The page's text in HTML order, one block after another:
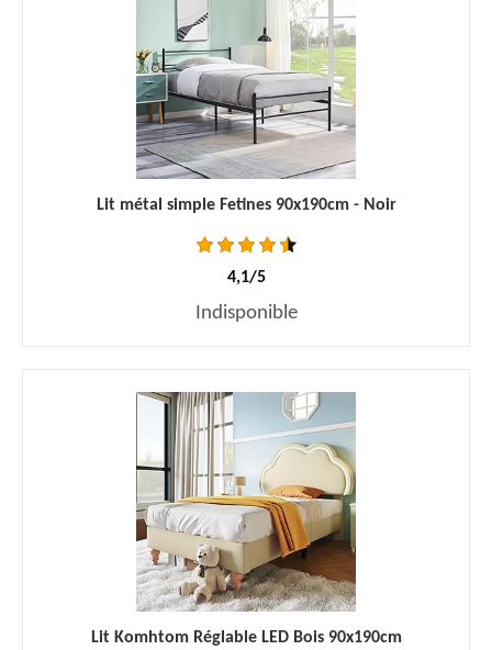
Lit métal simple Fetines 90x190cm - Noir
4,1/5
Indisponible
Lit Komhtom Réglable LED Bois 90x190cm